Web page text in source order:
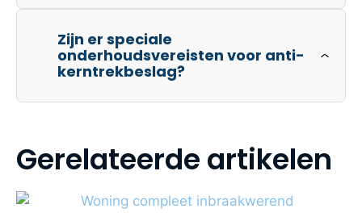
Zijn er speciale
onderhoudsvereisten voor anti-
kerntrekbeslag?
Gerelateerde artikelen